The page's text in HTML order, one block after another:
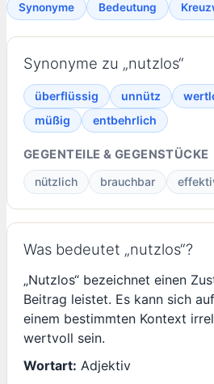
Synonyme Bedeutung
Synonyme zu „nutzlos“
überflüssig unnütz
müßig
entbehrlich
GEGENTEILE & GEGENSTÜCKE
nützlich brauchbar
Was bedeutet „nutzlos“?
„Nutzlos“ bezeichnet einen
Beitrag leistet. Es kann sich
einem bestimmten Kontext
wertvoll sein.
Wortart: Adjektiv